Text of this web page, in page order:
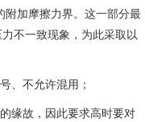
加摩擦力界。这一部分最
不一致现象，为此采取以
、不允许混用；
缘故，因此要求高时要对